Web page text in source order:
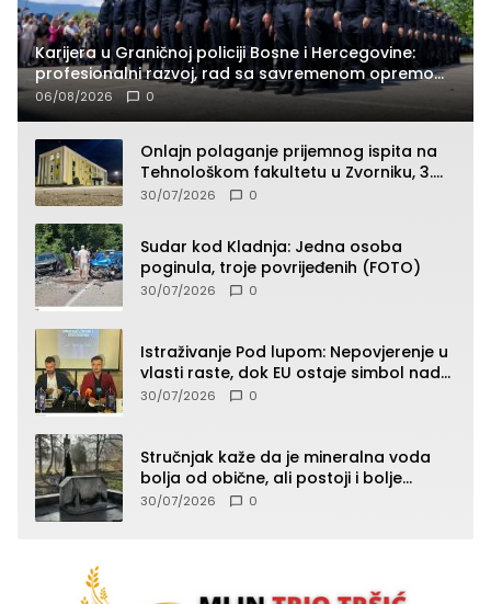
Karijera u Graničnoj policiji Bosne i Hercegovine:
profesionalni razvoj, rad sa savremenom opremom
i služba građanima
06/08/2026 0
Onlajn polaganje prijemnog ispita na
Tehnološkom fakultetu u Zvorniku, 3.
septembra u 9.00 časova
30/07/2026 0
Sudar kod Kladnja: Jedna osoba
poginula, troje povrijeđenih (FOTO)
30/07/2026 0
Istraživanje Pod lupom: Nepovjerenje u
vlasti raste, dok EU ostaje simbol nade
građana
30/07/2026 0
Stručnjak kaže da je mineralna voda
bolja od obične, ali postoji i bolje
rješenje
30/07/2026 0